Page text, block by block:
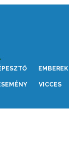
EMBEREK
VICCES